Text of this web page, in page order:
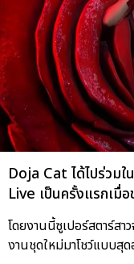
Doja Cat ได้ไปร่วม
Live เป็นครั้งแรกเมื่
โดยงานนี้ซูเปอร์สตาร์ส
งานชุดใหม่มาโชว์แบบสุ